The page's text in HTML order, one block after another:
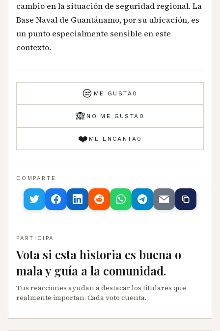
cambio en la situación de seguridad regional. La
Base Naval de Guantánamo, por su ubicación, es
un punto especialmente sensible en este
contexto.
😒 ME GUSTA 0
🙈 NO ME GUSTA 0
❤️ ME ENCANTA 0
COMPARTE
PARTICIPA
Vota si esta historia es buena o
mala y guía a la comunidad.
Tus reacciones ayudan a destacar los titulares que
realmente importan. Cada voto cuenta.